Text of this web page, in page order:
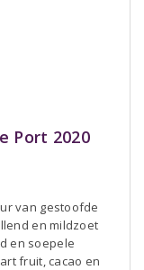
Port 2020
van gestoofde
en mildzoet
en soepele
fruit, cacao en